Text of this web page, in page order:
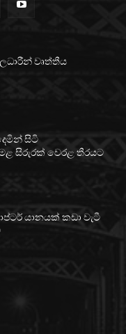
වෘත්තීය
සිටි
සිරුරක් වෙරළ තීරයට
යානයක් කඩා වැටී